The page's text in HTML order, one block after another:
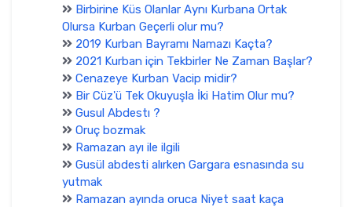
Birbirine Küs Olanlar Aynı Kurbana Ortak
Olursa Kurban Geçerli olur mu?
2019 Kurban Bayramı Namazı Kaçta?
2021 Kurban için Tekbirler Ne Zaman Başlar?
Cenazeye Kurban Vacip midir?
Bir Cüz'ü Tek Okuyuşla İki Hatim Olur mu?
Gusul Abdestı ?
Oruç bozmak
Ramazan ayı ile ilgili
Gusül abdesti alırken Gargara esnasında su
yutmak
Ramazan ayında oruca Niyet saat kaça